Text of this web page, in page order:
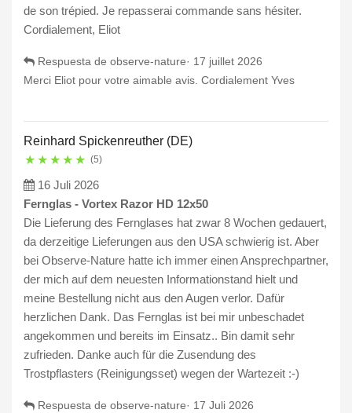
de son trépied. Je repasserai commande sans hésiter.
Cordialement, Eliot
Respuesta de observe-nature· 17 juillet 2026
Merci Eliot pour votre aimable avis. Cordialement Yves
Reinhard Spickenreuther (DE)
★ ★ ★ ★ ★ (5)
16 Juli 2026
Fernglas - Vortex Razor HD 12x50
Die Lieferung des Fernglases hat zwar 8 Wochen gedauert,
da derzeitige Lieferungen aus den USA schwierig ist. Aber
bei Observe-Nature hatte ich immer einen Ansprechpartner,
der mich auf dem neuesten Informationstand hielt und
meine Bestellung nicht aus den Augen verlor. Dafür
herzlichen Dank. Das Fernglas ist bei mir unbeschadet
angekommen und bereits im Einsatz.. Bin damit sehr
zufrieden. Danke auch für die Zusendung des
Trostpflasters (Reinigungsset) wegen der Wartezeit :-)
Respuesta de observe-nature· 17 Juli 2026